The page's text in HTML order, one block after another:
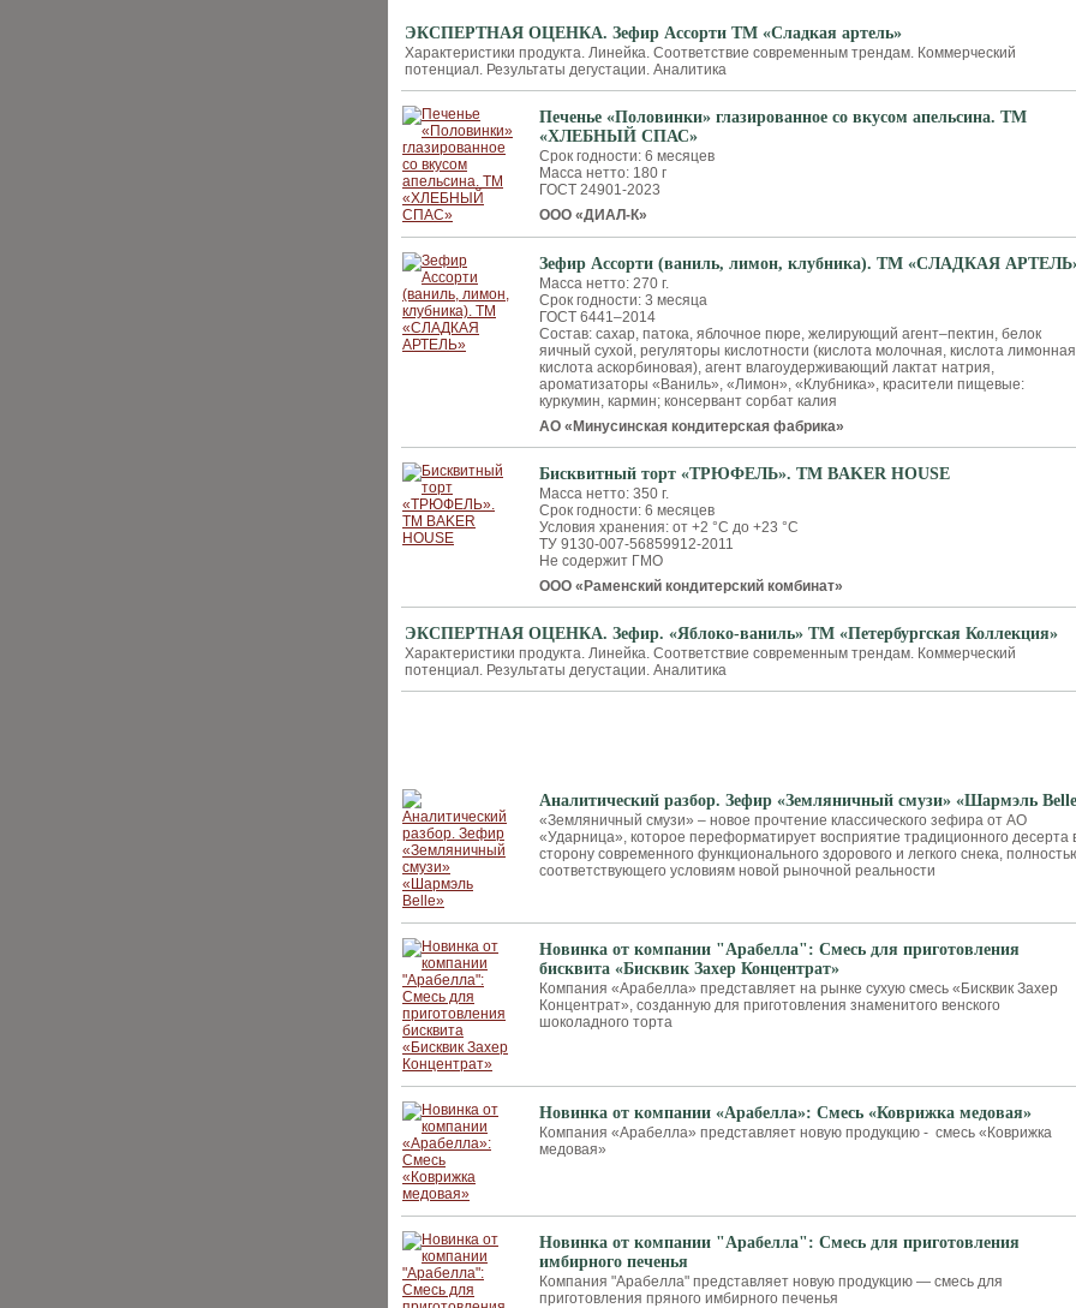
ЭКСПЕРТНАЯ ОЦЕНКА. Зефир Ассорти ТМ «Сладкая артель»
Характеристики продукта. Линейка. Соответствие современным трендам. Коммерческий
потенциал. Результаты дегустации. Аналитика
Печенье «Половинки» глазированное со вкусом апельсина. ТМ
«ХЛЕБНЫЙ СПАС»
Срок годности: 6 месяцев
Масса нетто: 180 г
ГОСТ 24901-2023
ООО «ДИАЛ-К»
Зефир Ассорти (ваниль, лимон, клубника). ТМ «СЛАДКАЯ
Масса нетто: 270 г.
Срок годности: 3 месяца
ГОСТ 6441–2014
Состав: сахар, патока, яблочное пюре, желирующий агент–пектин, белок
яичный сухой, регуляторы кислотности (кислота молочная, кислота
кислота аскорбиновая), агент влагоудерживающий лактат натрия,
ароматизаторы «Ваниль», «Лимон», «Клубника», красители пищевые:
куркумин, кармин; консервант сорбат калия
АО «Минусинская кондитерская фабрика»
Бисквитный торт «ТРЮФЕЛЬ». ТМ BAKER HOUSE
Масса нетто: 350 г.
Срок годности: 6 месяцев
Условия хранения: от +2 °С до +23 °С
ТУ 9130-007-56859912-2011
Не содержит ГМО
ООО «Раменский кондитерский комбинат»
ЭКСПЕРТНАЯ ОЦЕНКА. Зефир. «Яблоко-ваниль» ТМ «Петербургская Коллекция»
Характеристики продукта. Линейка. Соответствие современным трендам. Коммерческий
потенциал. Результаты дегустации. Аналитика
Аналитический разбор. Зефир «Земляничный смузи» «Шармэль
«Земляничный смузи» – новое прочтение классического зефира от АО
«Ударница», которое переформатирует восприятие традиционного десерта
сторону современного функционального здорового и легкого снека,
соответствующего условиям новой рыночной реальности
Новинка от компании "Арабелла": Смесь для приготовления
бисквита «Бисквик Захер Концентрат»
Компания «Арабелла» представляет на рынке сухую смесь «Бисквик Захер
Концентрат», созданную для приготовления знаменитого венского
шоколадного торта
Новинка от компании «Арабелла»: Смесь «Коврижка медовая»
Компания «Арабелла» представляет новую продукцию - смесь «Коврижка
медовая»
Новинка от компании "Арабелла": Смесь для приготовления
имбирного печенья
Компания "Арабелла" представляет новую продукцию — смесь для
приготовления пряного имбирного печенья